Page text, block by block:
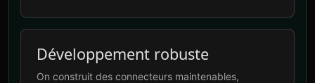
Développement robuste
On construit des connecteurs maintenables,